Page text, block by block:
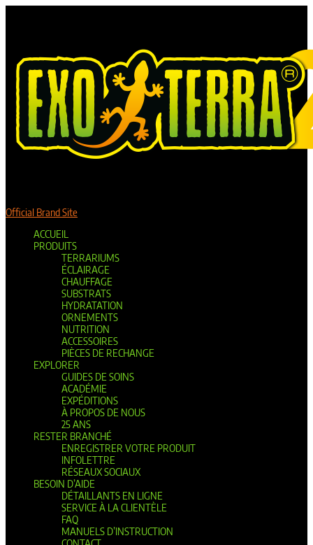
Official Brand Site
ACCUEIL
PRODUITS
TERRARIUMS
ÉCLAIRAGE
CHAUFFAGE
SUBSTRATS
HYDRATATION
ORNEMENTS
NUTRITION
ACCESSOIRES
PIÈCES DE RECHANGE
EXPLORER
GUIDES DE SOINS
ACADÉMIE
EXPÉDITIONS
À PROPOS DE NOUS
25 ANS
RESTER BRANCHÉ
ENREGISTRER VOTRE PRODUIT
INFOLETTRE
RÉSEAUX SOCIAUX
BESOIN D’AIDE
DÉTAILLANTS EN LIGNE
SERVICE À LA CLIENTÈLE
FAQ
MANUELS D’INSTRUCTION